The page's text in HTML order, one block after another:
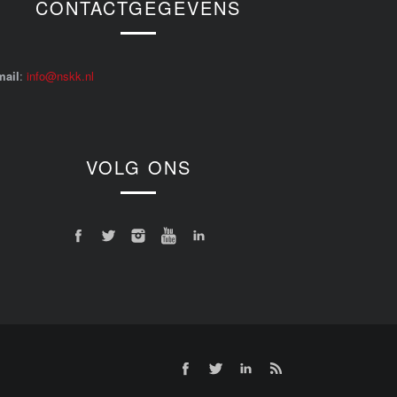
CONTACTGEGEVENS
: info@nskk.nl
VOLG ONS